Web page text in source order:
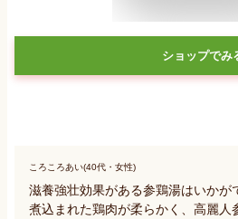
ショップでみ
ころころあい(40代・女性)
滋養強壮効果がある参鶏湯はいかが
煮込まれた鶏肉が柔らかく、高麗人